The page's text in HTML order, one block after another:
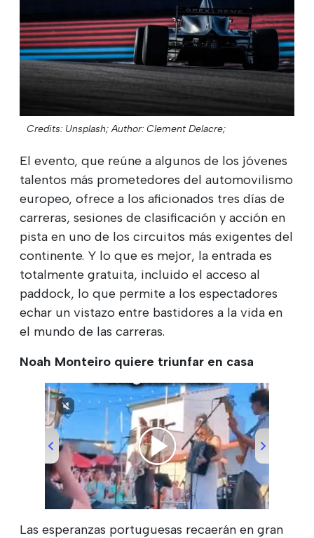
Credits: Unsplash; Author: Clement Delacre;
El evento, que reúne a algunos de los jóvenes
talentos más prometedores del automovilismo
europeo, ofrece a los aficionados tres días de
carreras, sesiones de clasificación y acción en
pista en uno de los circuitos más exigentes del
continente. Y lo que es mejor, la entrada es
totalmente gratuita, incluido el acceso al
paddock, lo que permite a los espectadores
echar un vistazo entre bastidores a la vida en
el mundo de las carreras.
Noah Monteiro quiere triunfar en casa
00:00/00:51
Las esperanzas portuguesas recaerán en gran